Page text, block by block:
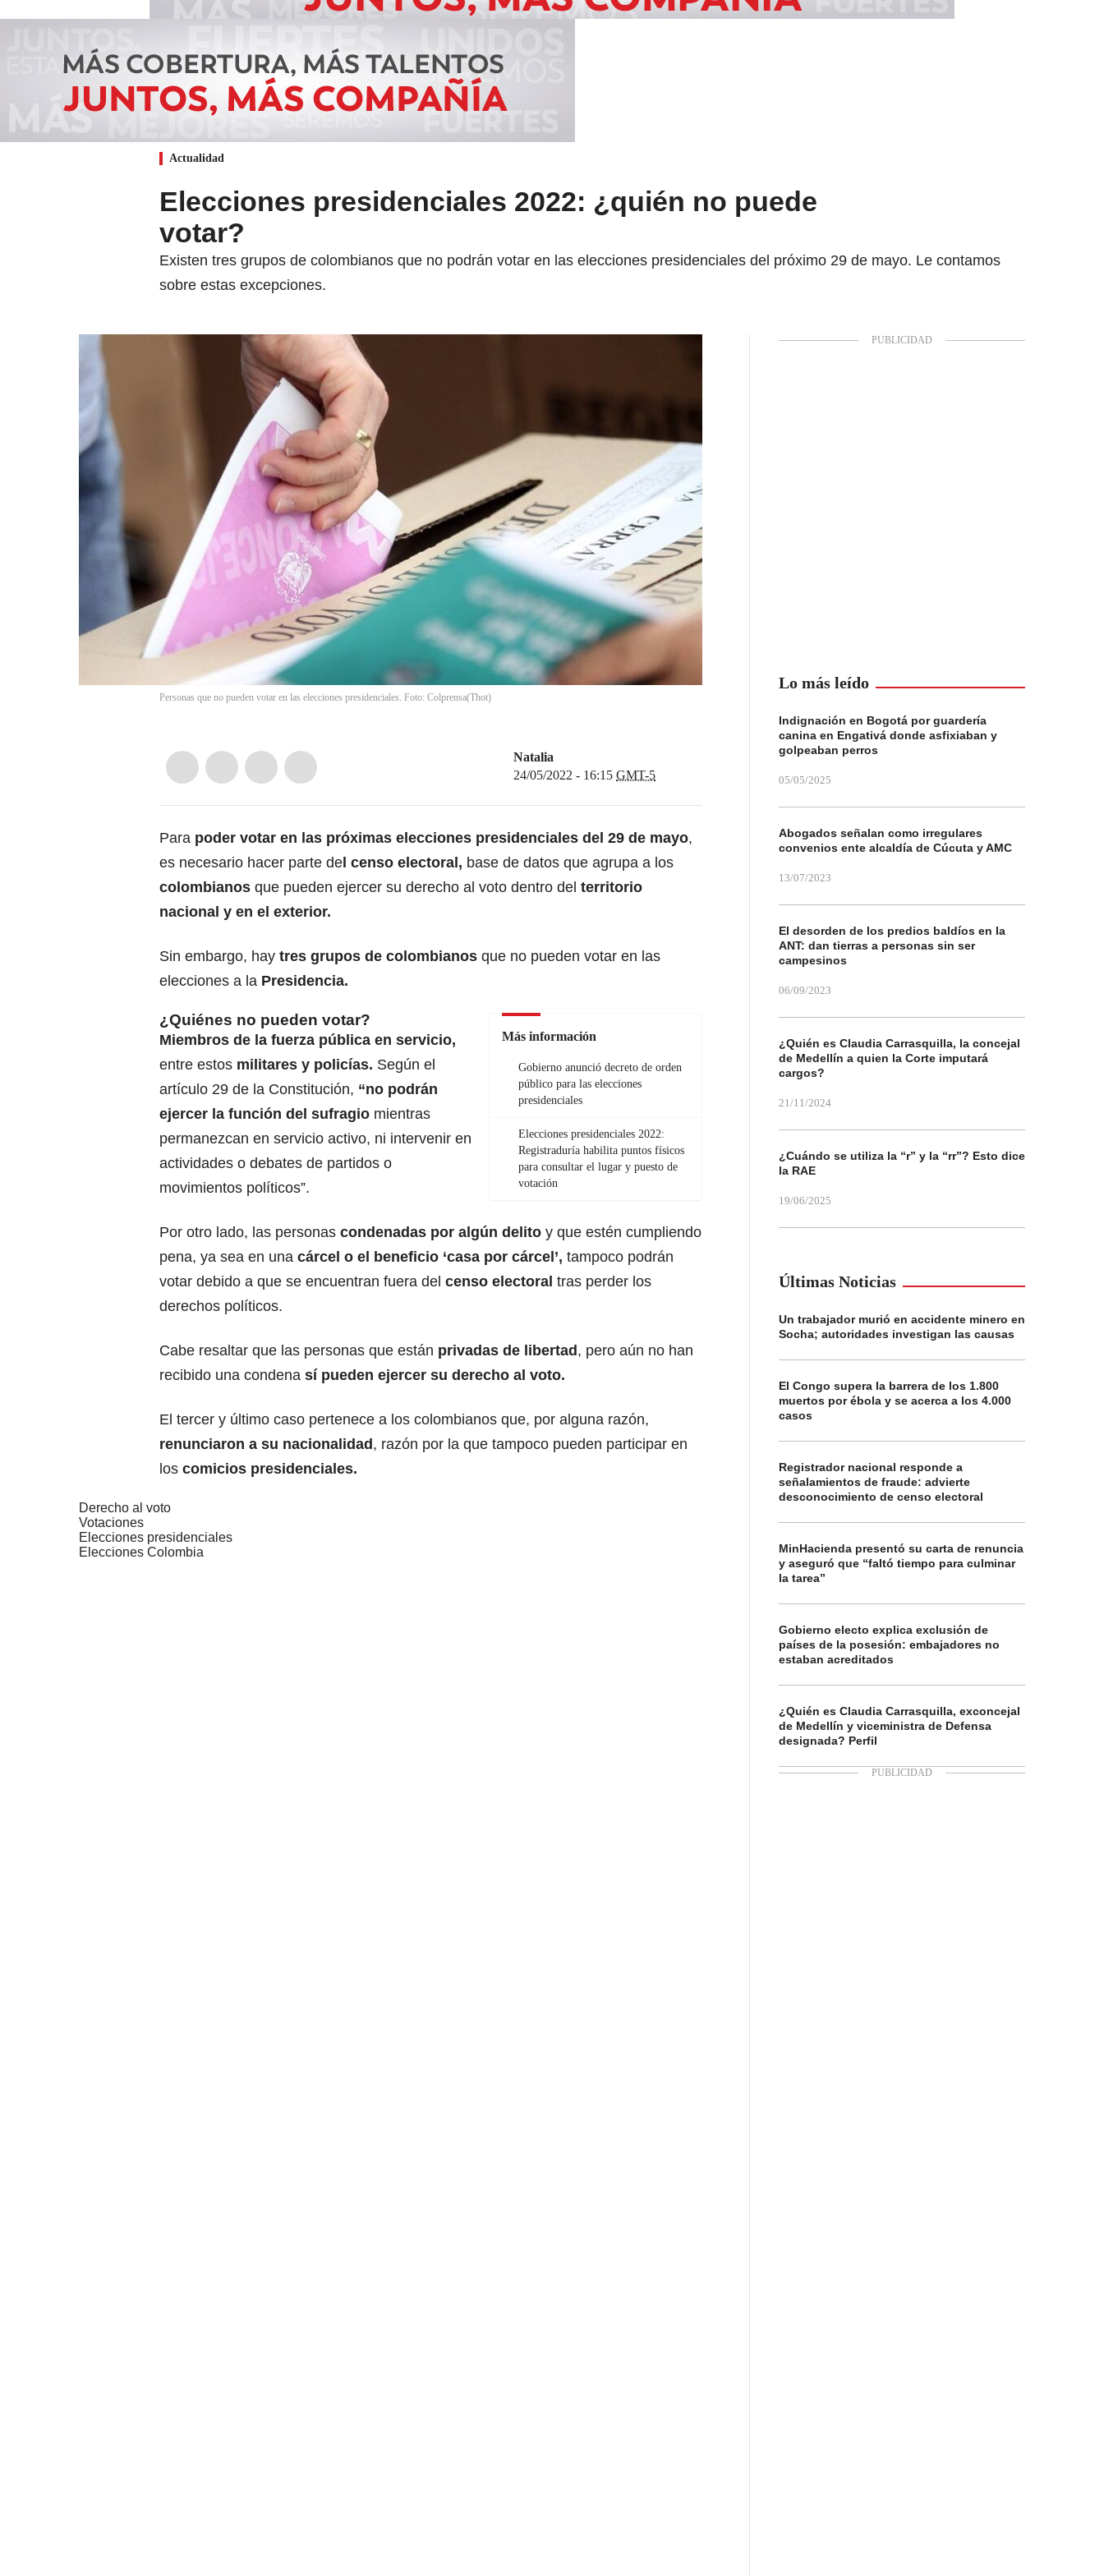
Actualidad
Elecciones presidenciales 2022: ¿quién no puede
votar?
Existen tres grupos de colombianos que no podrán votar en las elecciones presidenciales del próximo 29 de mayo. Le contamos
sobre estas excepciones.
Personas que no pueden votar en las elecciones presidenciales. Foto: Colprensa(Thot)
Natalia
24/05/2022 - 16:15 GMT-5
Para poder votar en las próximas elecciones presidenciales del 29 de mayo,
es necesario hacer parte del censo electoral, base de datos que agrupa a los
colombianos que pueden ejercer su derecho al voto dentro del territorio
nacional y en el exterior.
Sin embargo, hay tres grupos de colombianos que no pueden votar en las
elecciones a la Presidencia.
Más información
Gobierno anunció decreto de orden
público para las elecciones
presidenciales
Elecciones presidenciales 2022:
Registraduría habilita puntos físicos
para consultar el lugar y puesto de
votación
¿Quiénes no pueden votar?
Miembros de la fuerza pública en servicio,
entre estos militares y policías. Según el
artículo 29 de la Constitución, “no podrán
ejercer la función del sufragio mientras
permanezcan en servicio activo, ni intervenir en
actividades o debates de partidos o
movimientos políticos”.
Por otro lado, las personas condenadas por algún delito y que estén cumpliendo
pena, ya sea en una cárcel o el beneficio ‘casa por cárcel’, tampoco podrán
votar debido a que se encuentran fuera del censo electoral tras perder los
derechos políticos.
Cabe resaltar que las personas que están privadas de libertad, pero aún no han
recibido una condena sí pueden ejercer su derecho al voto.
El tercer y último caso pertenece a los colombianos que, por alguna razón,
renunciaron a su nacionalidad, razón por la que tampoco pueden participar en
los comicios presidenciales.
Derecho al voto
Votaciones
Elecciones presidenciales
Elecciones Colombia
Lo más leído
Indignación en Bogotá por guardería
canina en Engativá donde asfixiaban y
golpeaban perros
05/05/2025
Abogados señalan como irregulares
convenios ente alcaldía de Cúcuta y AMC
13/07/2023
El desorden de los predios baldíos en la
ANT: dan tierras a personas sin ser
campesinos
06/09/2023
¿Quién es Claudia Carrasquilla, la concejal
de Medellín a quien la Corte imputará
cargos?
21/11/2024
¿Cuándo se utiliza la “r” y la “rr”? Esto dice
la RAE
19/06/2025
Últimas Noticias
Un trabajador murió en accidente minero en
Socha; autoridades investigan las causas
El Congo supera la barrera de los 1.800
muertos por ébola y se acerca a los 4.000
casos
Registrador nacional responde a
señalamientos de fraude: advierte
desconocimiento de censo electoral
MinHacienda presentó su carta de renuncia
y aseguró que “faltó tiempo para culminar
la tarea”
Gobierno electo explica exclusión de
países de la posesión: embajadores no
estaban acreditados
¿Quién es Claudia Carrasquilla, exconcejal
de Medellín y viceministra de Defensa
designada? Perfil